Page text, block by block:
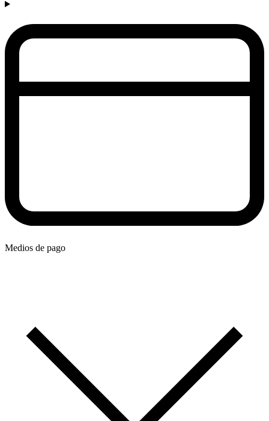
Medios de pago